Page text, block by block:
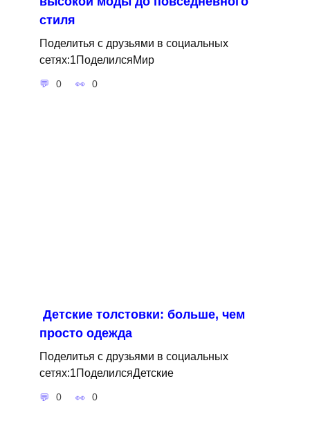
стиля
Поделитья с друзьями в социальных
сетях:1ПоделилсяМир
0 0
Детские толстовки: больше, чем
просто одежда
Поделитья с друзьями в социальных
сетях:1ПоделилсяДетские
0 0